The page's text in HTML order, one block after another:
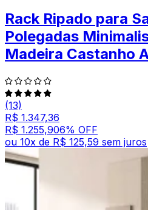
Rack Ripado para
Polegadas
Madeira Castanho
(13)
R$ 1.347,36
R$ 1.255,906% OFF
ou 10x de R$ 125,59 sem juros